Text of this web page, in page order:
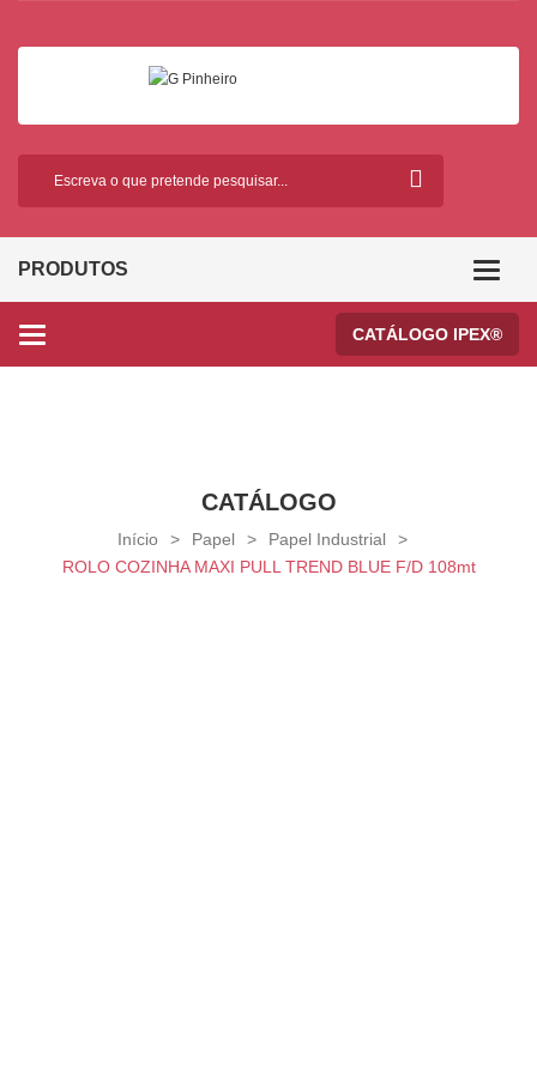
PRODUTOS
Categories CATÁLOGO IPEX®
CATÁLOGO
Início > Papel > Papel Industrial
>
ROLO COZINHA MAXI PULL TREND BLUE F/D 108mt